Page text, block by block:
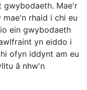
gwybodaeth. Mae'r
rhaid i chi eu
ein gwybodaeth
yn eiddo i
ofyn iddynt am eu
â nhw'n